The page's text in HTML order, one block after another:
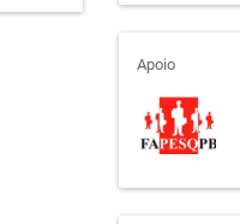
apoio
Apoio